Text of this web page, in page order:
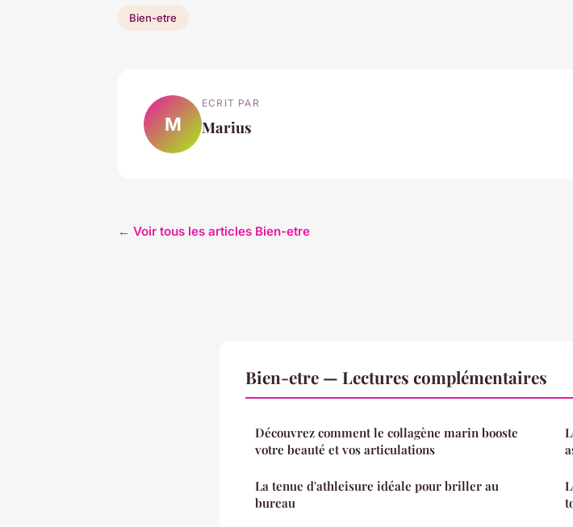
Bien-etre
M
ECRIT PAR
Marius
← Voir tous les articles Bien-etre
Bien-etre — Lectures complémentaires
Découvrez comment le collagène marin booste
votre beauté et vos articulations
La tenue d'athleisure idéale pour briller au
bureau